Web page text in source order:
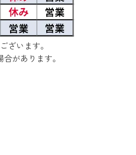
ざいます。
があります。